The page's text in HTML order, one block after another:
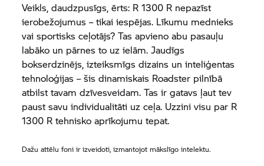
Veikls, daudzpusīgs, ērts: R 1300 R nepazīst
ierobežojumus – tikai iespējas. Līkumu mednieks
vai sportisks ceļotājs? Tas apvieno abu pasauļu
labāko un pārnes to uz ielām. Jaudīgs
bokserdzinējs, izteiksmīgs dizains un inteliģentas
tehnoloģijas – šis dinamiskais Roadster pilnībā
atbilst tavam dzīvesveidam. Tas ir gatavs ļaut tev
paust savu individualitāti uz ceļa. Uzzini visu par R
1300 R tehnisko aprīkojumu tepat.
Dažu attēlu foni ir izveidoti, izmantojot mākslīgo intelektu.